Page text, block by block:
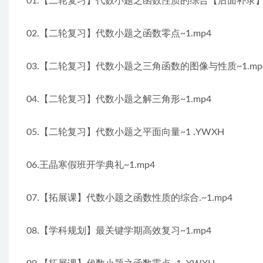
02.【二轮复习】代数小题之函数零点~1.mp4
03.【二轮复习】代数小题之三角函数的图像与性质
04.【二轮复习】代数小题之解三角形~1.mp4
05.【二轮复习】代数小题之平面向量~1 .YWXH
06.王晶寒假班开学典礼~1.mp4
07.【拓展课】代数小题之函数性质的综合.~1.mp4
08.【学科规划】最关键学期高效复习~1.mp4